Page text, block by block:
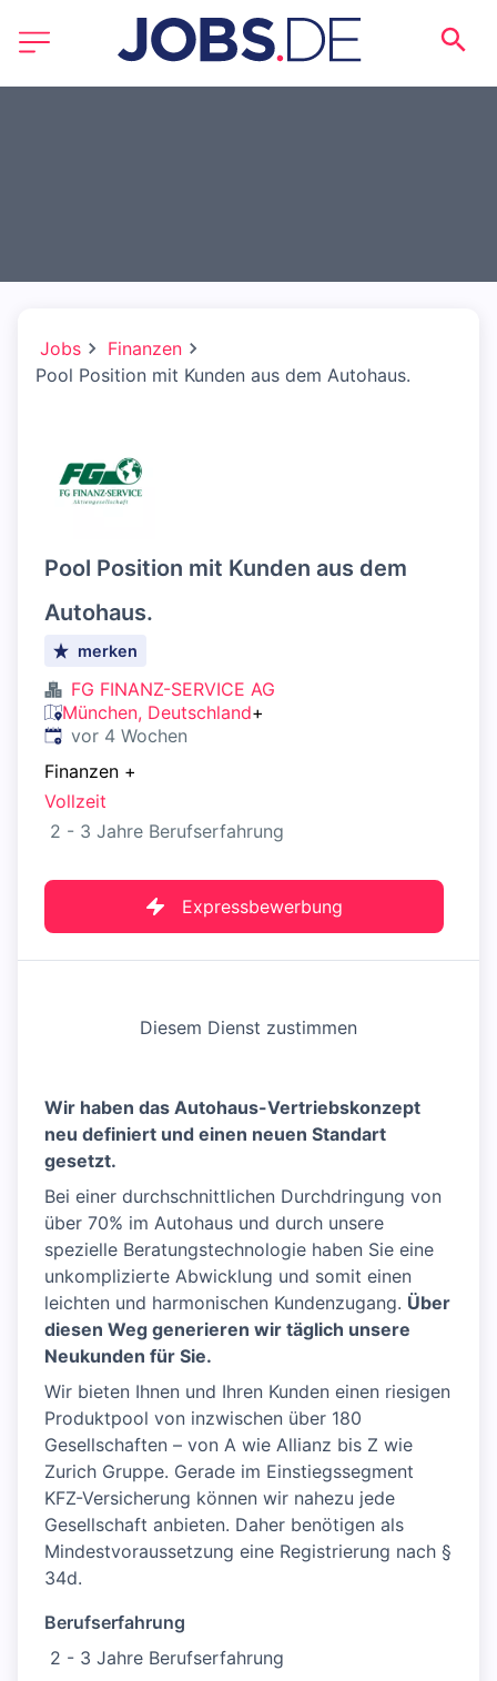
Jobs
Finanzen
Pool Position mit Kunden aus dem Autohaus.
Pool Position mit Kunden aus dem
Autohaus.
merken
FG FINANZ-SERVICE AG
München, Deutschland+
Veröffentlicht:
vor 4 Wochen
Finanzen +
Vollzeit
2 - 3 Jahre Berufserfahrung
Expressbewerbung
Diesem Dienst zustimmen
Wir haben das Autohaus-Vertriebskonzept
neu definiert und einen neuen Standart
gesetzt.
Bei einer durchschnittlichen Durchdringung von
über 70% im Autohaus und durch unsere
spezielle Beratungstechnologie haben Sie eine
unkomplizierte Abwicklung und somit einen
leichten und harmonischen Kundenzugang. Über
diesen Weg generieren wir täglich unsere
Neukunden für Sie.
Wir bieten Ihnen und Ihren Kunden einen riesigen
Produktpool von inzwischen über 180
Gesellschaften – von A wie Allianz bis Z wie
Zurich Gruppe. Gerade im Einstiegssegment
KFZ-Versicherung können wir nahezu jede
Gesellschaft anbieten. Daher benötigen als
Mindestvoraussetzung eine Registrierung nach §
34d.
Berufserfahrung
2 - 3 Jahre Berufserfahrung